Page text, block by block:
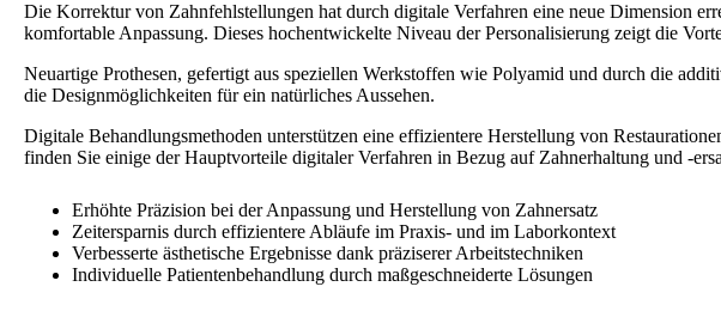
Die Korrektur von Zahnfehlstellungen hat durch digitale Verfahren eine neue Dimension
komfortable Anpassung. Dieses hochentwickelte Niveau der Personalisierung zeigt die
Neuartige Prothesen, gefertigt aus speziellen Werkstoffen wie Polyamid und durch die
die Designmöglichkeiten für ein natürliches Aussehen.
Digitale Behandlungsmethoden unterstützen eine effizientere Herstellung von
finden Sie einige der Hauptvorteile digitaler Verfahren in Bezug auf Zahnerhaltung und -
Erhöhte Präzision bei der Anpassung und Herstellung von Zahnersatz
Zeitersparnis durch effizientere Abläufe im Praxis- und im Laborkontext
Verbesserte ästhetische Ergebnisse dank präziserer Arbeitstechniken
Individuelle Patientenbehandlung durch maßgeschneiderte Lösungen